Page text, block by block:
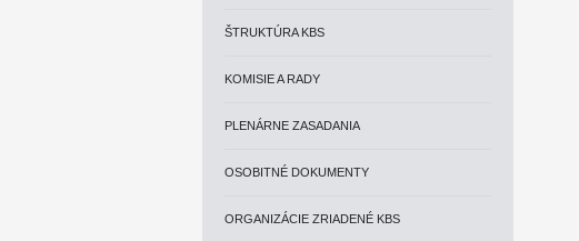
ŠTRUKTÚRA KBS
KOMISIE A RADY
PLENÁRNE ZASADANIA
OSOBITNÉ DOKUMENTY
ORGANIZÁCIE ZRIADENÉ KBS